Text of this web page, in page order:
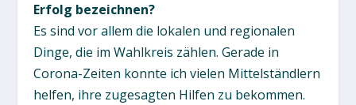
Erfolg bezeichnen?
Es sind vor allem die lokalen und regionalen
Dinge, die im Wahlkreis zählen. Gerade in
Corona-Zeiten konnte ich vielen Mittelständlern
helfen, ihre zugesagten Hilfen zu bekommen.